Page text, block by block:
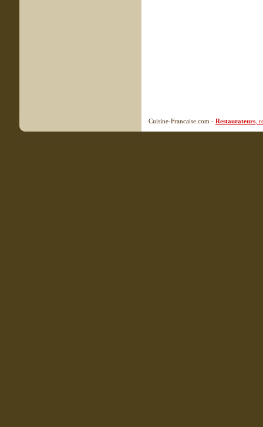
Cuisine-Francaise.com - Restaurateurs ,